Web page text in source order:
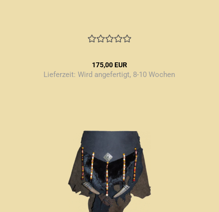
175,00 EUR
Lieferzeit: Wird angefertigt, 8-10 Wochen